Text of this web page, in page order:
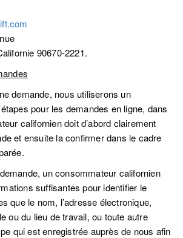
90670-2221.
demande, nous utiliserons un
pour les demandes en ligne, dans
californien doit d’abord clairement
et ensuite la confirmer dans le cadre
un consommateur californien
suffisantes pour identifier le
que le nom, l’adresse électronique,
ou du lieu de travail, ou toute autre
qui est enregistrée auprès de nous afin